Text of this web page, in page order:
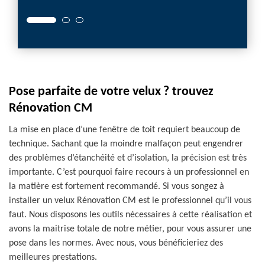
Pose parfaite de votre velux ? trouvez
Rénovation CM
La mise en place d’une fenêtre de toit requiert beaucoup de
technique. Sachant que la moindre malfaçon peut engendrer
des problèmes d’étanchéité et d’isolation, la précision est très
importante. C’est pourquoi faire recours à un professionnel en
la matière est fortement recommandé. Si vous songez à
installer un velux Rénovation CM est le professionnel qu’il vous
faut. Nous disposons les outils nécessaires à cette réalisation et
avons la maitrise totale de notre métier, pour vous assurer une
pose dans les normes. Avec nous, vous bénéficieriez des
meilleures prestations.